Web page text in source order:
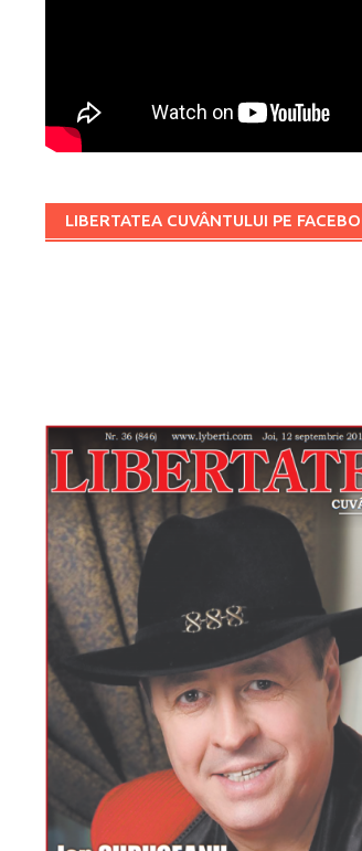
LIBERTATEA CUVÂNTULUI PE